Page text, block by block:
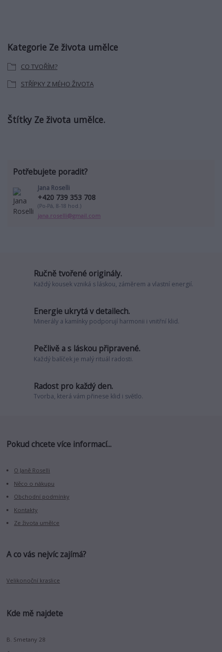
Kategorie Ze života umělce
CO TVOŘÍM?
STŘÍPKY Z MÉHO ŽIVOTA
Štítky Ze života umělce.
Potřebujete poradit?
Jana Roselli
+420 739 353 708
(Po-Pá, 8-18 hod.)
jana.roselli@gmail.com
Ručně tvořené originály.
Každý kousek vzniká s láskou, záměrem a vlastní energií.
Energie ukrytá v detailech.
Minerály a kamínky podporují harmonii i vnitřní klid.
Pečlivě a s láskou připravené.
Každý balíček je malý rituál radosti.
Radost pro každý den.
Tvorba, která vám přinese klid i světlo.
Pokud chcete více informací...
O Janě Roselli
Něco o nákupu
Obchodní podmínky
Kontakty
Ze života umělce
A co vás nejvíc zajímá?
Velikonoční kraslice
Kde mě najdete
B. Smetany 28